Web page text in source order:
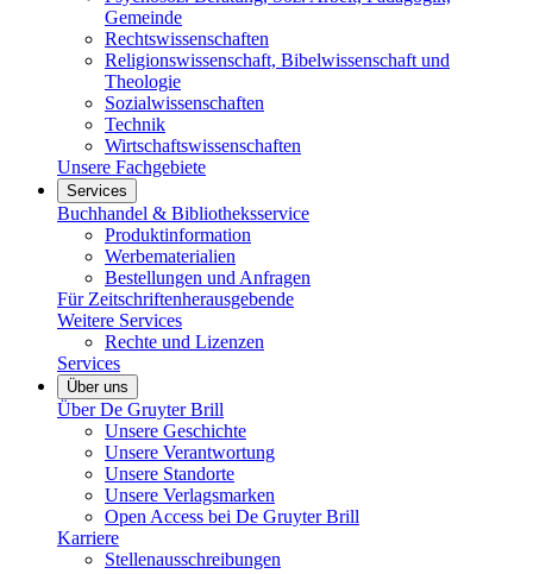
Gemeinde
Rechtswissenschaften
Religionswissenschaft, Bibelwissenschaft und
Theologie
Sozialwissenschaften
Technik
Wirtschaftswissenschaften
Unsere Fachgebiete
Services
Buchhandel & Bibliotheksservice
Produktinformation
Werbematerialien
Bestellungen und Anfragen
Für Zeitschriftenherausgebende
Weitere Services
Rechte und Lizenzen
Services
Über uns
Über De Gruyter Brill
Unsere Geschichte
Unsere Verantwortung
Unsere Standorte
Unsere Verlagsmarken
Open Access bei De Gruyter Brill
Karriere
Stellenausschreibungen